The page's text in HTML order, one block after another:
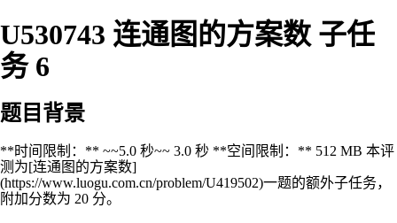
U530743 连通图的方案数 子任
务 6
题目背景
**时间限制：** ~~5.0 秒~~ 3.0 秒 **空间限制：** 512 MB 本评
测为[连通图的方案数]
(https://www.luogu.com.cn/problem/U419502)一题的额外子任务，
附加分数为 20 分。